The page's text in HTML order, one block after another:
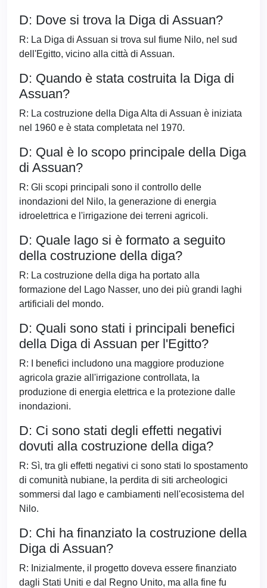
D: Dove si trova la Diga di Assuan?
R: La Diga di Assuan si trova sul fiume Nilo, nel sud
dell'Egitto, vicino alla città di Assuan.
D: Quando è stata costruita la Diga di
Assuan?
R: La costruzione della Diga Alta di Assuan è iniziata
nel 1960 e è stata completata nel 1970.
D: Qual è lo scopo principale della Diga
di Assuan?
R: Gli scopi principali sono il controllo delle
inondazioni del Nilo, la generazione di energia
idroelettrica e l'irrigazione dei terreni agricoli.
D: Quale lago si è formato a seguito
della costruzione della diga?
R: La costruzione della diga ha portato alla
formazione del Lago Nasser, uno dei più grandi laghi
artificiali del mondo.
D: Quali sono stati i principali benefici
della Diga di Assuan per l'Egitto?
R: I benefici includono una maggiore produzione
agricola grazie all'irrigazione controllata, la
produzione di energia elettrica e la protezione dalle
inondazioni.
D: Ci sono stati degli effetti negativi
dovuti alla costruzione della diga?
R: Sì, tra gli effetti negativi ci sono stati lo spostamento
di comunità nubiane, la perdita di siti archeologici
sommersi dal lago e cambiamenti nell'ecosistema del
Nilo.
D: Chi ha finanziato la costruzione della
Diga di Assuan?
R: Inizialmente, il progetto doveva essere finanziato
dagli Stati Uniti e dal Regno Unito, ma alla fine fu